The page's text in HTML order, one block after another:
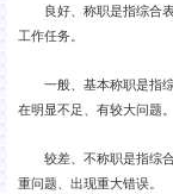
良好、称职是指综合表
工作任务。
一般、基本称职是指综
在明显不足、有较大问题。
较差、不称职是指综合
重问题、出现重大错误。